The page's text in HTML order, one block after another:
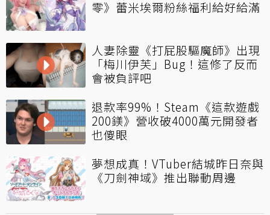
零》蕾米埃爾粉絲福利給好給滿
人妻除靈《打屁股驅魔師》出現
「梅川伊芙」Bug！這修了反而
會被負評吧
退款率99%！Steam《這款遊戲
200鎂》營收破4000萬元開發者
也傻眼
夢想成真！VTuber結城昨日奈與
《刀劍神域》推出聯動周邊